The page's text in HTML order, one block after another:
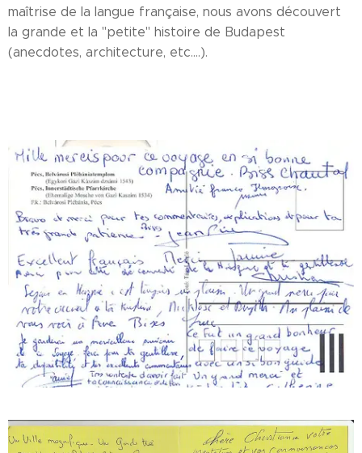
maîtrise de la langue française, nous avons découvert
la grande et la ''petite'' histoire de Budapest
(anecdotes, architecture, etc....).